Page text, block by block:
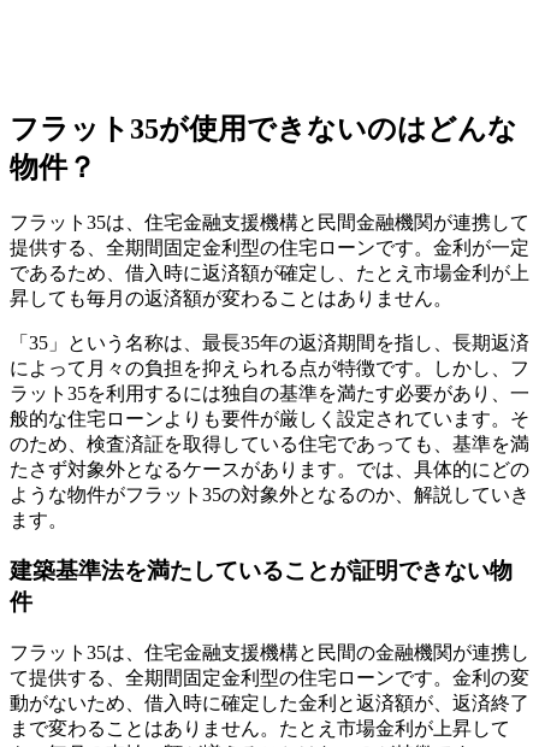
フラット35が使用できないのはどんな
物件？
フラット35は、住宅金融支援機構と民間金融機関が連携して
提供する、全期間固定金利型の住宅ローンです。金利が一定
であるため、借入時に返済額が確定し、たとえ市場金利が上
昇しても毎月の返済額が変わることはありません。
「35」という名称は、最長35年の返済期間を指し、長期返済
によって月々の負担を抑えられる点が特徴です。しかし、フ
ラット35を利用するには独自の基準を満たす必要があり、一
般的な住宅ローンよりも要件が厳しく設定されています。そ
のため、検査済証を取得している住宅であっても、基準を満
たさず対象外となるケースがあります。では、具体的にどの
ような物件がフラット35の対象外となるのか、解説していき
ます。
建築基準法を満たしていることが証明できない物
件
フラット35は、住宅金融支援機構と民間の金融機関が連携し
て提供する、全期間固定金利型の住宅ローンです。金利の変
動がないため、借入時に確定した金利と返済額が、返済終了
まで変わることはありません。たとえ市場金利が上昇して